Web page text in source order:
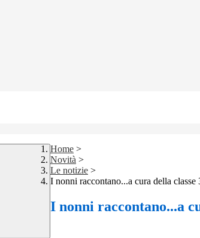
Home >
Novità >
Le notizie >
I nonni raccontano...a cura della classe
I nonni raccontano...a